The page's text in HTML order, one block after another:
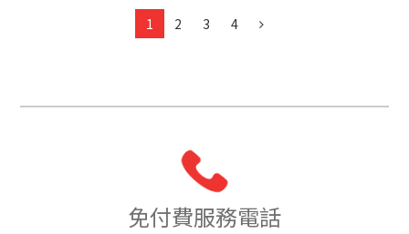
1 2 3 4
免付費服務電話